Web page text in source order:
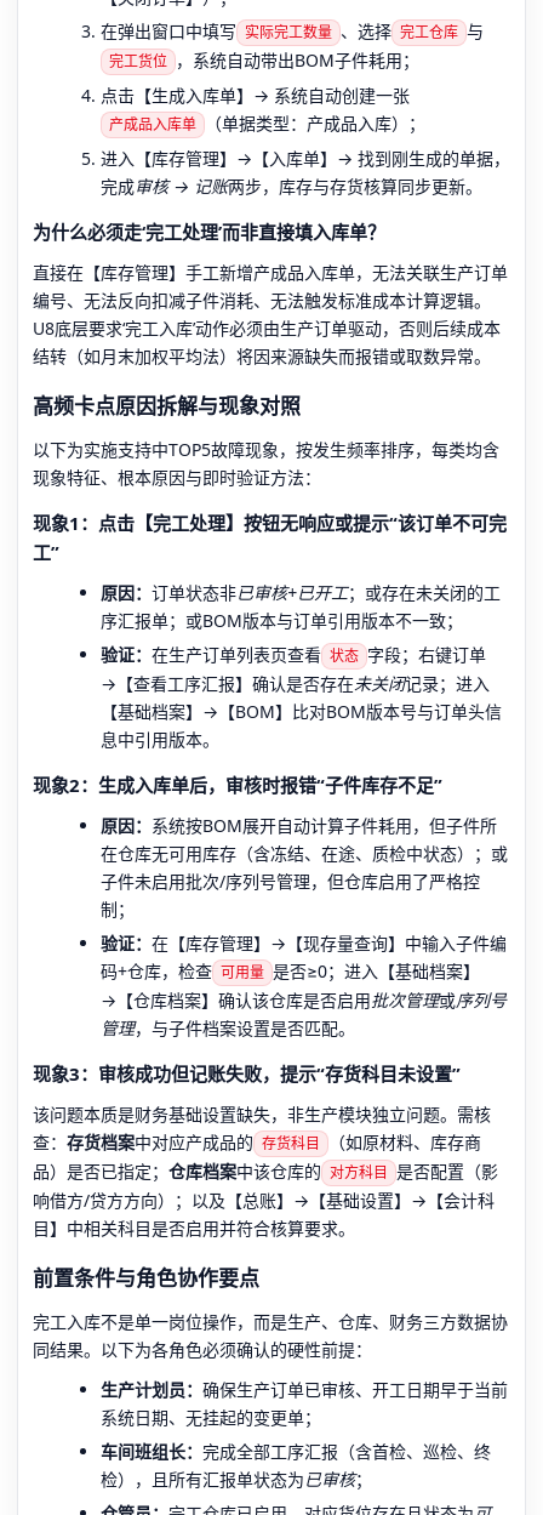
在弹出窗口中填写 实际完工数量 、选择 完工仓库 与
完工货位
，系统自动带出BOM子件耗用；
点击【生成入库单】→ 系统自动创建一张
产成品入库单
（单据类型：产成品入库）；
进入【库存管理】→【入库单】→ 找到刚生成的单据，
完成审核 → 记账两步，库存与存货核算同步更新。
为什么必须走‘完工处理’而非直接填入库单？
直接在【库存管理】手工新增产成品入库单，无法关联生产订单
编号、无法反向扣减子件消耗、无法触发标准成本计算逻辑。
U8底层要求‘完工入库’动作必须由生产订单驱动，否则后续成本
结转（如月末加权平均法）将因来源缺失而报错或取数异常。
高频卡点原因拆解与现象对照
以下为实施支持中TOP5故障现象，按发生频率排序，每类均含
现象特征、根本原因与即时验证方法：
现象1：点击【完工处理】按钮无响应或提示“该订单不可完
工”
原因： 订单状态非已审核+已开工；或存在未关闭的工
序汇报单；或BOM版本与订单引用版本不一致；
验证： 在生产订单列表页查看 状态 字段；右键订单
→【查看工序汇报】确认是否存在未关闭记录；进入
【基础档案】→【BOM】比对BOM版本号与订单头信
息中引用版本。
现象2：生成入库单后，审核时报错“子件库存不足”
原因： 系统按BOM展开自动计算子件耗用，但子件所
在仓库无可用库存（含冻结、在途、质检中状态）；或
子件未启用批次/序列号管理，但仓库启用了严格控
制；
验证： 在【库存管理】→【现存量查询】中输入子件编
码+仓库，检查 可用量 是否≥0；进入【基础档案】
→【仓库档案】确认该仓库是否启用批次管理或序列号
管理，与子件档案设置是否匹配。
现象3：审核成功但记账失败，提示“存货科目未设置”
该问题本质是财务基础设置缺失，非生产模块独立问题。需核
查： 存货档案中对应产成品的 存货科目
（如原材料、库存商
品）是否已指定； 仓库档案中该仓库的 对方科目
是否配置（影
响借方/贷方方向）；以及【总账】→【基础设置】→【会计科
目】中相关科目是否启用并符合核算要求。
前置条件与角色协作要点
完工入库不是单一岗位操作，而是生产、仓库、财务三方数据协
同结果。以下为各角色必须确认的硬性前提：
生产计划员： 确保生产订单已审核、开工日期早于当前
系统日期、无挂起的变更单；
车间班组长： 完成全部工序汇报（含首检、巡检、终
检），且所有汇报单状态为已审核；